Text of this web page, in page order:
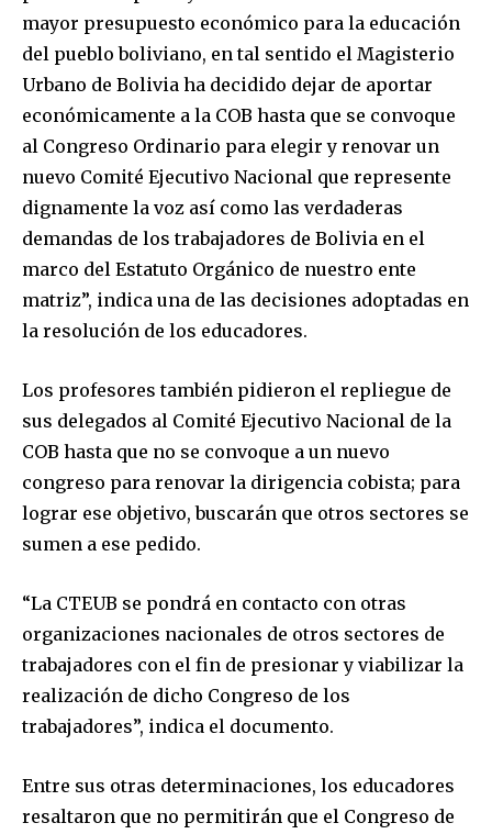
Join our community of
SUBSCRIBERS and be part of the
conversation.
To subscribe, simply enter your email address on our website
or click the subscribe button below. Don't worry, we respect
mayor presupuesto económico para la educación
del pueblo boliviano, en tal sentido el Magisterio
Urbano de Bolivia ha decidido dejar de aportar
económicamente a la COB hasta que se convoque
al Congreso Ordinario para elegir y renovar un
nuevo Comité Ejecutivo Nacional que represente
dignamente la voz así como las verdaderas
demandas de los trabajadores de Bolivia en el
marco del Estatuto Orgánico de nuestro ente
matriz”, indica una de las decisiones adoptadas en
la resolución de los educadores.
Los profesores también pidieron el repliegue de
sus delegados al Comité Ejecutivo Nacional de la
COB hasta que no se convoque a un nuevo
congreso para renovar la dirigencia cobista; para
lograr ese objetivo, buscarán que otros sectores se
sumen a ese pedido.
“La CTEUB se pondrá en contacto con otras
organizaciones nacionales de otros sectores de
trabajadores con el fin de presionar y viabilizar la
realización de dicho Congreso de los
trabajadores”, indica el documento.
Entre sus otras determinaciones, los educadores
resaltaron que no permitirán que el Congreso de